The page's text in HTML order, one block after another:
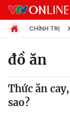
Chuyên mục
Chính trị
CHÍNH TRỊ
đồ ăn
Thức ăn
sao?